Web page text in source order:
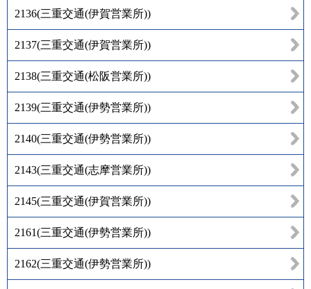
2136(三重交通(伊賀営業所))
2137(三重交通(伊賀営業所))
2138(三重交通(松阪営業所))
2139(三重交通(伊勢営業所))
2140(三重交通(伊勢営業所))
2143(三重交通(志摩営業所))
2145(三重交通(伊賀営業所))
2161(三重交通(伊勢営業所))
2162(三重交通(伊勢営業所))